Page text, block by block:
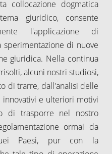
collocazione dogmatica
giuridico, consente
l'applicazione di
di nuove
giuridica. Nella continua
alcuni nostri studiosi,
di trarre, dall'analisi delle
e ulteriori motivi
di trasporre nel nostro
ormai da
Paesi, pur con la